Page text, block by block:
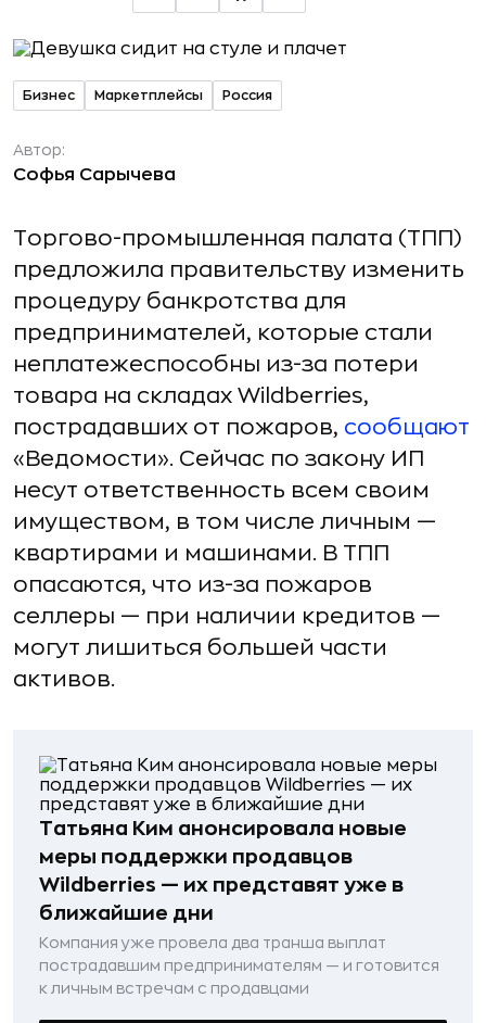
Бизнес Маркетплейсы Россия
Автор:
Софья Сарычева
Торгово-промышленная палата (ТПП)
предложила правительству изменить
процедуру банкротства для
предпринимателей, которые стали
неплатежеспособны из-за потери
товара на складах Wildberries,
пострадавших от пожаров, сообщают
«Ведомости». Сейчас по закону ИП
несут ответственность всем своим
имуществом, в том числе личным —
квартирами и машинами. В ТПП
опасаются, что из-за пожаров
селлеры — при наличии кредитов —
могут лишиться большей части
активов.
Татьяна Ким анонсировала новые
меры поддержки продавцов
Wildberries — их представят уже в
ближайшие дни
Компания уже провела два транша выплат
пострадавшим предпринимателям — и готовится
к личным встречам с продавцами